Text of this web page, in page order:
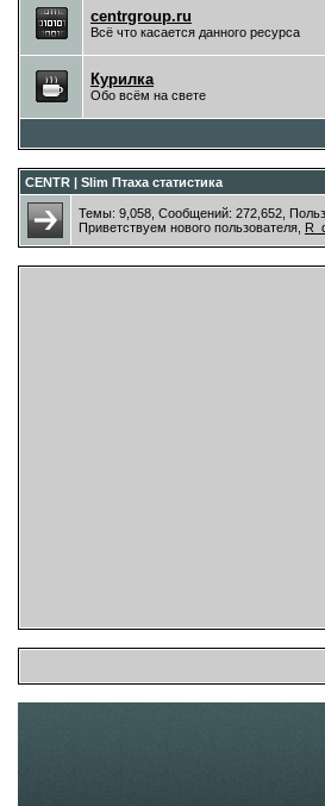
centrgroup.ru
Всё что касается данного ресурса
Курилка
Обо всём на свете
CENTR | Slim Птаха статистика
Темы: 9,058, Сообщений: 272,652,
Приветствуем нового пользователя,